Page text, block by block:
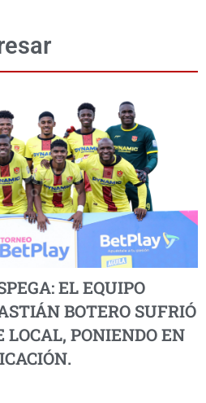
EL EQUIPO
BOTERO SUFRIÓ
LOCAL, PONIENDO EN